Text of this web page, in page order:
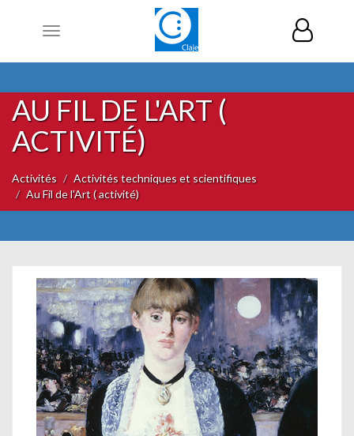
Toggle
AU FIL DE L'ART (
ACTIVITÉ)
Activités
Activités techniques et scientifiques
Au Fil de l'Art ( activité)